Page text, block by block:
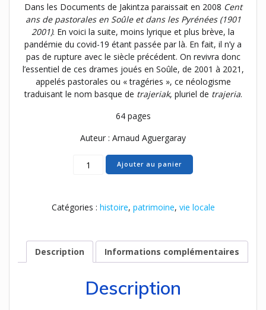
Dans les Documents de Jakintza paraissait en 2008 Cent
ans de pastorales en Soûle et dans les Pyrénées (1901
2001). En voici la suite, moins lyrique et plus brève, la
pandémie du covid-19 étant passée par là. En fait, il n’y a
pas de rupture avec le siècle précédent. On revivra donc
l’essentiel de ces drames joués en Soûle, de 2001 à 2021,
appelés pastorales ou « tragéries », ce néologisme
traduisant le nom basque de trajeriak, pluriel de trajeria.
64 pages
Auteur : Arnaud Aguergaray
quantité
de
Les
2001
2021)
Ajouter au panier
Catégories : histoire, patrimoine, vie locale
Description Informations complémentaires
Description